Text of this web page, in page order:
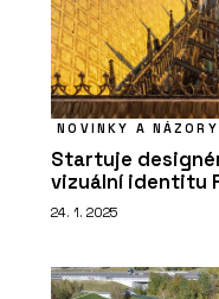
NOVINKY A NÁZORY
Startuje
vizuální identitu
24. 1. 2025